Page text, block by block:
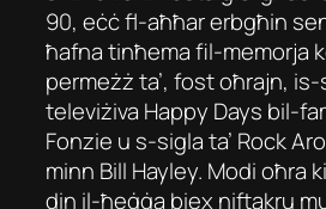
90, eċċ fl-aħħar erbgħin
ħafna tinħema fil-memorja
permeżż ta’, fost oħrajn,
televiżiva Happy Days bil-
Fonzie u s-sigla ta’ Rock
minn Bill Hayley. Modi oħra
din il-ħeġġa biex niftakru